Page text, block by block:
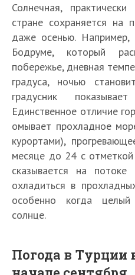
Солнечная,
стране сохраняется на
даже осенью. Например,
Бодруме, который
побережье, дневная
градуса, ночью
градусник
Единственное отличие
омывает прохладное
курортами),
месяце до 24 с
сказывается на потоке
охладиться в
особенно когда
солнце.
Погода в Турции